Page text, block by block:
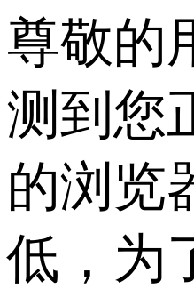
尊敬的
测到您
的浏览
低，为